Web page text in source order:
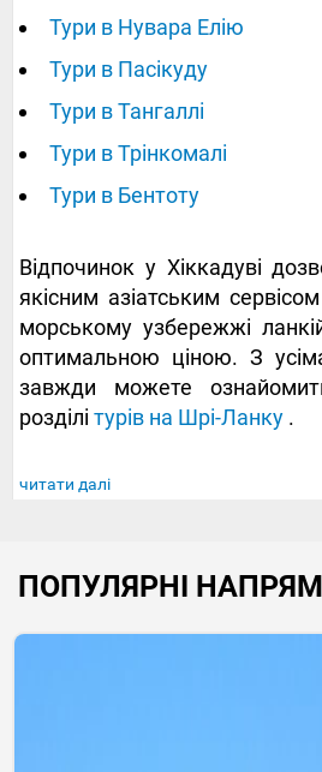
Тури в Нувара Елію
Тури в Пасікуду
Тури в Тангаллі
Тури в Трінкомалі
Тури в Бентоту
Відпочинок у Хіккадуві
якісним азіатським
морському узбережжі
оптимальною ціною. З
завжди можете
розділі турів на Шрі-Ланку .
читати далі
ПОПУЛЯРНІ